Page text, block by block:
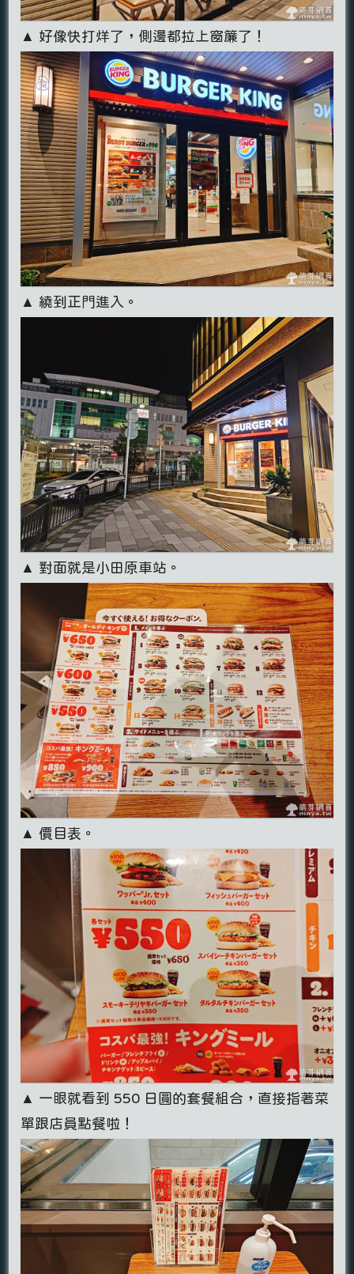
▲ 好像快打烊了，側邊都拉上窗簾了！
▲ 繞到正門進入。
▲ 對面就是小田原車站。
▲ 價目表。
▲ 一眼就看到 550 日圓的套餐組合，直接指著菜
單跟店員點餐啦！